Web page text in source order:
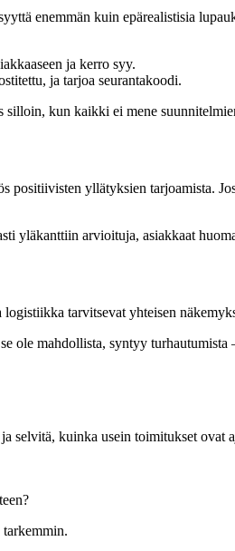
enemmän kuin epärealistisia
ja kerro syy.
ja tarjoa seurantakoodi.
silloin, kun kaikki ei mene
yllätyksien tarjoamista.
yläkanttiin arvioituja, asiakkaat
tarvitsevat yhteisen
ole mahdollista, syntyy
selvitä, kuinka usein toimitukset ovat
tarkemmin.